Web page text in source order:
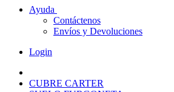
Ayuda
Contáctenos
Envíos y Devoluciones
Login
CUBRE CARTER